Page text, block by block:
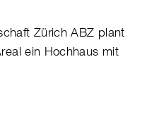
Zürich ABZ plant
ein Hochhaus mit